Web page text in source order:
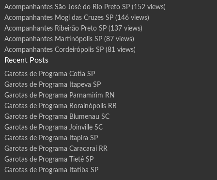
Acompanhantes São José do Rio Preto SP(152 views)
Acompanhantes Mogi das Cruzes SP(146 views)
Acompanhantes Ribeirão Preto SP(137 views)
Acompanhantes Martinópolis SP(87 views)
Acompanhantes Cordeirópolis SP(81 views)
Recent Posts
Garotas de Programa Cotia SP
Garotas de Programa Itapeva SP
Garotas de Programa Parnamirim RN
Garotas de Programa Rorainópolis RR
Garotas de Programa Blumenau SC
Garotas de Programa Joinville SC
Garotas de Programa Itapira SP
Garotas de Programa Caracaraí RR
Garotas de Programa Tietê SP
Garotas de Programa Itatiba SP